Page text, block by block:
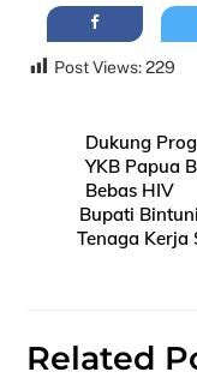
Post Views: 229
Dukung
YKB Papua
Bebas HIV
Bupati
Tenaga Kerja
Related